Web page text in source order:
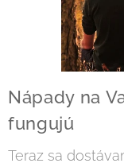
Nápady na
fungujú
Teraz sa